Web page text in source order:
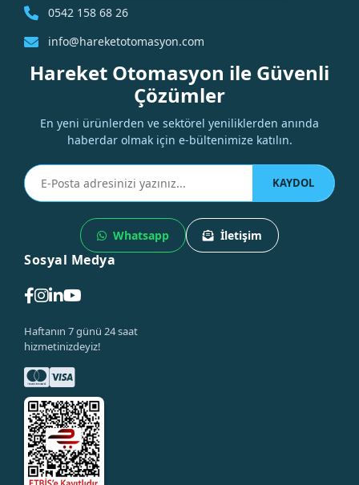
0542 158 68 26
info@hareketotomasyon.com
Hareket Otomasyon ile Güvenli
Çözümler
En yeni ürünlerden ve sektörel yeniliklerden anında
haberdar olmak için e-bültenimize katılın.
KAYDOL
Whatsapp İletişim
Sosyal Medya
Haftanın 7 günü 24 saat
hizmetinizdeyiz!